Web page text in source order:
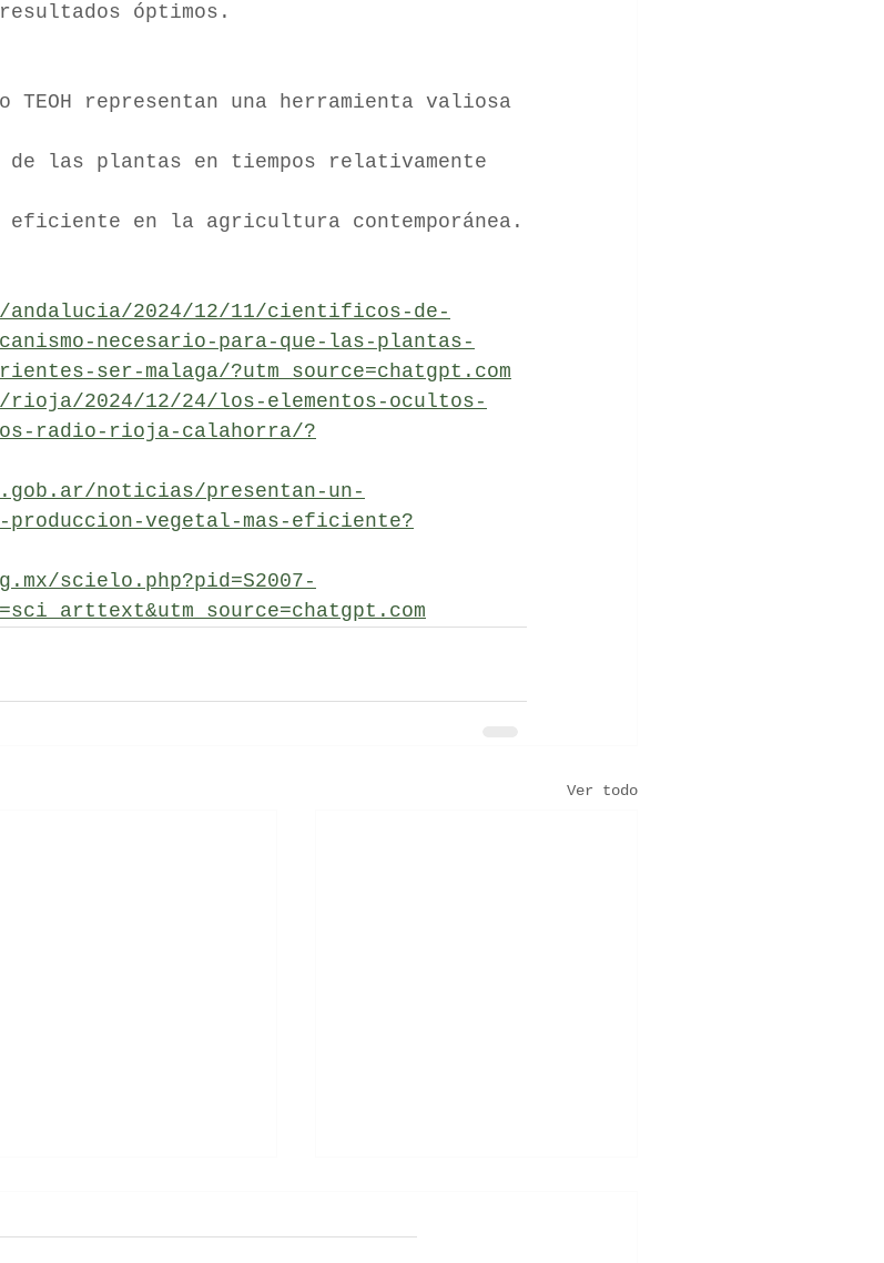
óptimos.
representan una herramienta valiosa
las plantas en tiempos relativamente
en la agricultura contemporánea.
andalucia/2024/12/11/cientificos-de-
necesario-para-que-las-plantas-
ser-malaga/?utm_source=chatgpt.com
rioja/2024/12/24/los-elementos-ocultos-
radio-rioja-calahorra/?
noticias/presentan-un-
vegetal-mas-eficiente?
scielo.php?pid=S2007-
Ver todo